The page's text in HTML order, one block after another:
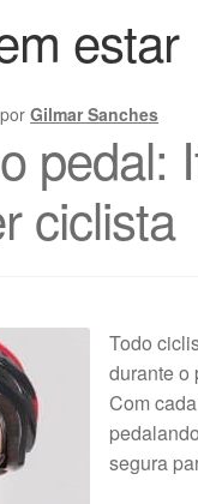
estar
porGilmar Sanches
pedal:
ciclista
Todo
durante o
Com
segura